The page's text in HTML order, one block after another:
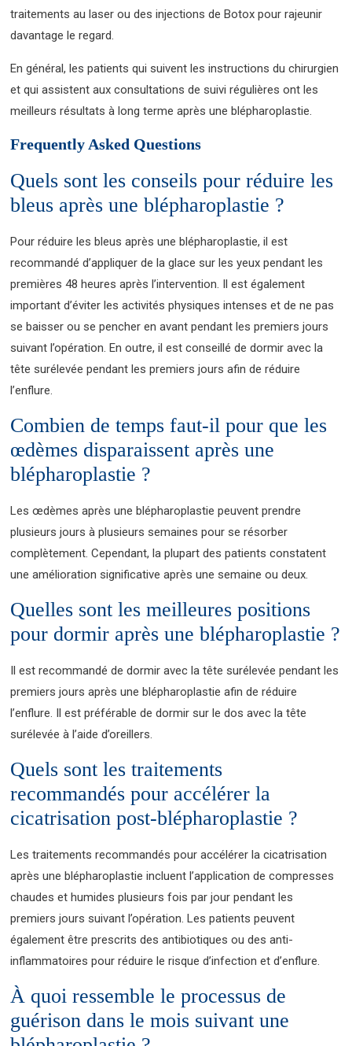
traitements au laser ou des injections de Botox pour rajeunir
davantage le regard.
En général, les patients qui suivent les instructions du chirurgien
et qui assistent aux consultations de suivi régulières ont les
meilleurs résultats à long terme après une blépharoplastie.
Frequently Asked Questions
Quels sont les conseils pour réduire les
bleus après une blépharoplastie ?
Pour réduire les bleus après une blépharoplastie, il est
recommandé d’appliquer de la glace sur les yeux pendant les
premières 48 heures après l’intervention. Il est également
important d’éviter les activités physiques intenses et de ne pas
se baisser ou se pencher en avant pendant les premiers jours
suivant l’opération. En outre, il est conseillé de dormir avec la
tête surélevée pendant les premiers jours afin de réduire
l’enflure.
Combien de temps faut-il pour que les
œdèmes disparaissent après une
blépharoplastie ?
Les œdèmes après une blépharoplastie peuvent prendre
plusieurs jours à plusieurs semaines pour se résorber
complètement. Cependant, la plupart des patients constatent
une amélioration significative après une semaine ou deux.
Quelles sont les meilleures positions
pour dormir après une blépharoplastie ?
Il est recommandé de dormir avec la tête surélevée pendant les
premiers jours après une blépharoplastie afin de réduire
l’enflure. Il est préférable de dormir sur le dos avec la tête
surélevée à l’aide d’oreillers.
Quels sont les traitements
recommandés pour accélérer la
cicatrisation post-blépharoplastie ?
Les traitements recommandés pour accélérer la cicatrisation
après une blépharoplastie incluent l’application de compresses
chaudes et humides plusieurs fois par jour pendant les
premiers jours suivant l’opération. Les patients peuvent
également être prescrits des antibiotiques ou des anti-
inflammatoires pour réduire le risque d’infection et d’enflure.
À quoi ressemble le processus de
guérison dans le mois suivant une